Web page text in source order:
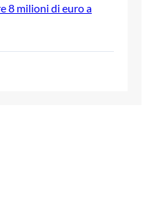
8 milioni di euro a